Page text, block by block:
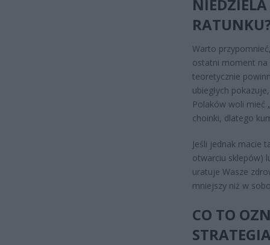
Warto
ostatni moment na
teoretycznie
ubiegłych
Polaków woli mieć
choinki, dlatego
Jeśli jednak macie
otwarciu sklepów)
uratuje Wasze
mniejszy niż w
CO TO